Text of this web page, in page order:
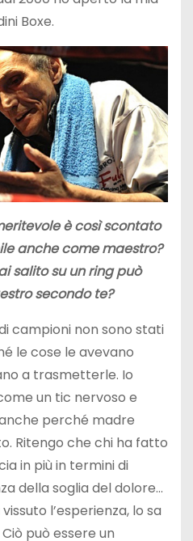
Boxe.
è così scontato
anche come maestro?
salito su un ring può
secondo te?
campioni non sono stati
le cose le avevano
a trasmetterle. Io
un tic nervoso e
perché madre
Ritengo che chi ha fatto
in più in termini di
della soglia del dolore…
l’esperienza, lo sa
può essere un